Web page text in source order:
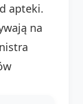
apteki.
na